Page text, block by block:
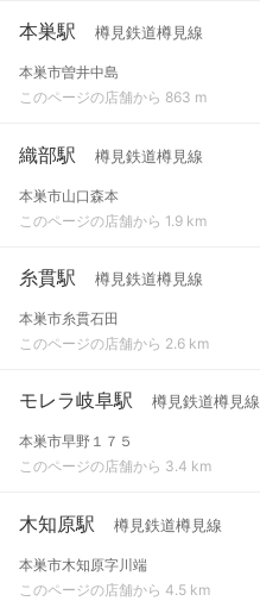
本巣駅 樽見鉄道樽見線
本巣市曽井中島
このページの店舗から 863 m
織部駅 樽見鉄道樽見線
本巣市山口森本
このページの店舗から 1.9 km
糸貫駅 樽見鉄道樽見線
本巣市糸貫石田
このページの店舗から 2.6 km
モレラ岐阜駅 樽見鉄道樽見線
本巣市早野１７５
このページの店舗から 3.4 km
木知原駅 樽見鉄道樽見線
本巣市木知原字川端
このページの店舗から 4.5 km